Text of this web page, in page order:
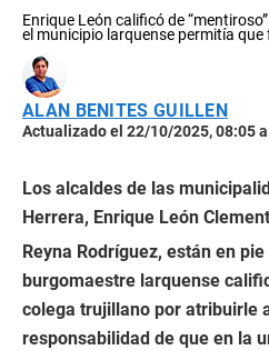
Enrique León calificó de
el municipio larquense permitía
ALAN BENITES GUILLEN
Actualizado el 22/10/2025, 08:05
Los alcaldes de las
Herrera, Enrique León
Reyna Rodríguez, están en
burgomaestre larquense
colega trujillano por atribuirle
responsabilidad de que en la